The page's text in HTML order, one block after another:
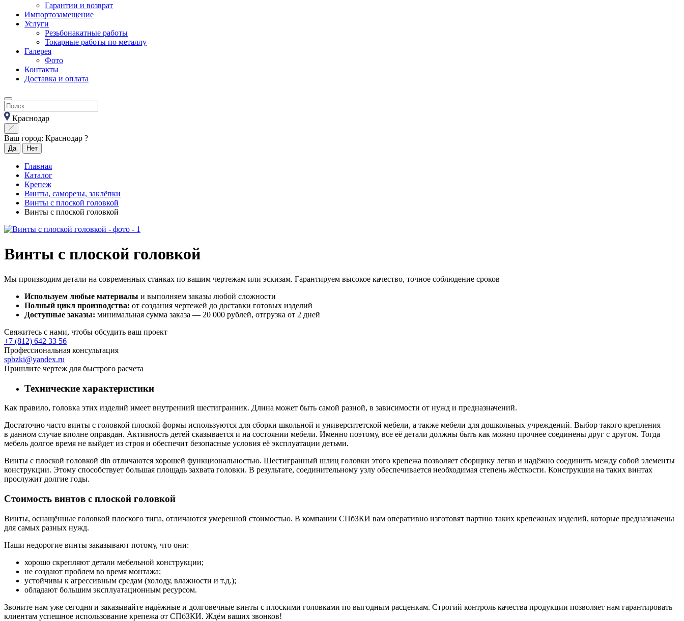
Гарантии и возврат
Импортозамещение
Услуги
Резьбонакатные работы
Токарные работы по металлу
Галерея
Фото
Контакты
Доставка и оплата
Краснодар
Ваш город: Краснодар ?
Да Нет
Главная
Каталог
Крепеж
Винты, саморезы, заклёпки
Винты с плоской головкой
Винты с плоской головкой
Винты с плоской головкой
Мы производим детали на современных станках по вашим чертежам или эскизам. Гарантируем высокое качество, точное соблюдение сроков
Используем любые материалы и выполняем заказы любой сложности
Полный цикл производства: от создания чертежей до доставки готовых изделий
Доступные заказы: минимальная сумма заказа — 20 000 рублей, отгрузка от 2 дней
Свяжитесь с нами, чтобы обсудить ваш проект
+7 (812) 642 33 56
Профессиональная консультация
spbzki@yandex.ru
Пришлите чертеж для быстрого расчета
Технические характеристики
Как правило, головка этих изделий имеет внутренний шестигранник. Длина может быть самой разной, в зависимости от нужд и предназначений.
Достаточно часто винты с головкой плоской формы используются для сборки школьной и университетской мебели, а также мебели для дошкольных учреждений. Выбор такого крепления
в данном случае вполне оправдан. Активность детей сказывается и на состоянии мебели. Именно поэтому, все её детали должны быть как можно прочнее соединены друг с другом. Тогда
мебель долгое время не выйдет из строя и обеспечит безопасные условия её эксплуатации детьми.
Винты с плоской головкой din отличаются хорошей функциональностью. Шестигранный шлиц головки этого крепежа позволяет сборщику легко и надёжно соединить между собой элементы
конструкции. Этому способствует большая площадь захвата головки. В результате, соединительному узлу обеспечивается необходимая степень жёсткости. Конструкция на таких винтах
прослужит долгие годы.
Стоимость винтов с плоской головкой
Винты, оснащённые головкой плоского типа, отличаются умеренной стоимостью. В компании СПбЗКИ вам оперативно изготовят партию таких крепежных изделий, которые предназначены
для самых разных нужд.
Наши недорогие винты заказывают потому, что они:
хорошо скрепляют детали мебельной конструкции;
не создают проблем во время монтажа;
устойчивы к агрессивным средам (холоду, влажности и т.д.);
обладают большим эксплуатационным ресурсом.
Звоните нам уже сегодня и заказывайте надёжные и долговечные винты с плоскими головками по выгодным расценкам. Строгий контроль качества продукции позволяет нам гарантировать
клиентам успешное использование крепежа от СПбЗКИ. Ждём ваших звонков!